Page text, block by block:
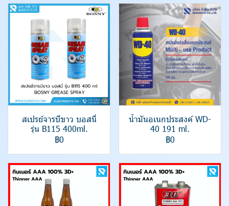
สเปรย์จารบีขาว บอสนี่
รุ่น B115 400ml.
฿0
น้ำมันอเนกประสงค์ WD-
40 191 ml.
฿0